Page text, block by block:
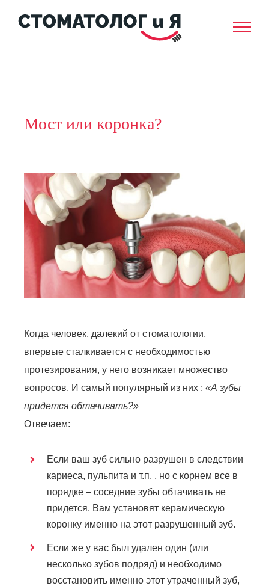
Мост или коронка?
Когда человек, далекий от стоматологии,
впервые сталкивается с необходимостью
протезирования, у него возникает множество
вопросов. И самый популярный из них : «А зубы
придется обтачивать?»
Отвечаем:
Если ваш зуб сильно разрушен в следствии
кариеса, пульпита и т.п. , но с корнем все в
порядке – соседние зубы обтачивать не
придется. Вам установят керамическую
коронку именно на этот разрушенный зуб.
Если же у вас был удален один (или
несколько зубов подряд) и необходимо
восстановить именно этот утраченный зуб,